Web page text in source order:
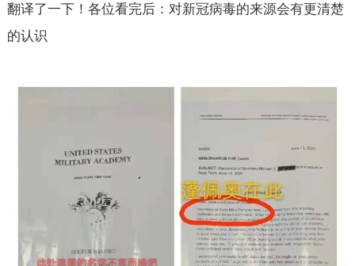
翻译了一下！各位看完后：对新冠病毒的来源会有更清楚
的认识